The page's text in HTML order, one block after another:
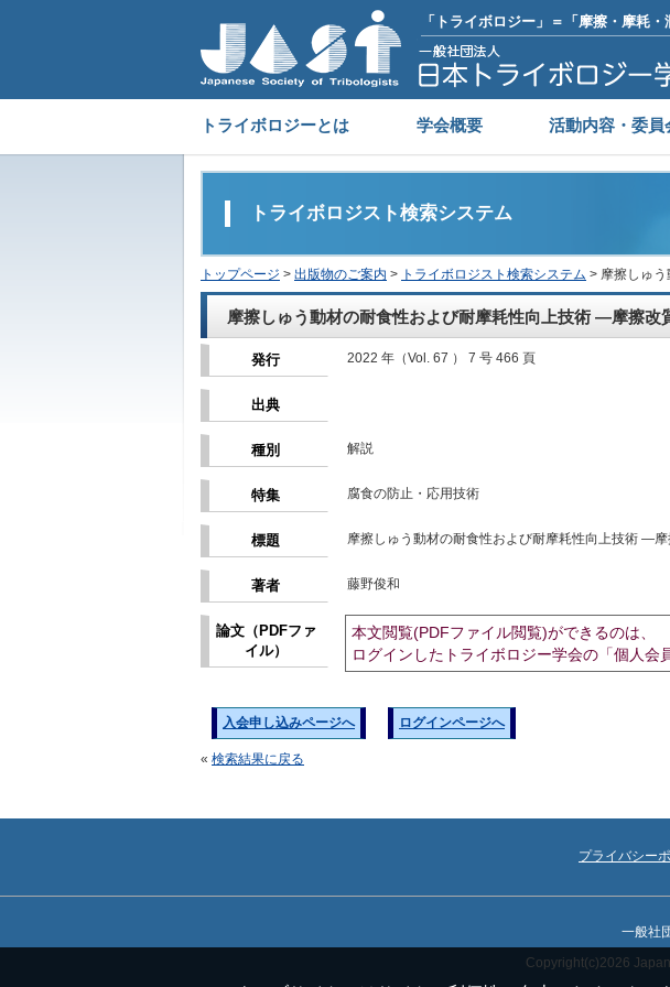
「トライボロジー」＝「摩擦・摩耗・
トライボロジーとは 学会概要 活動内容・委員
トライボロジスト検索システム
トップページ > 出版物のご案内 > トライボロジスト検索システム > 摩擦しゅ
摩擦しゅう動材の耐食性および耐摩耗性向上技術 ―摩擦
発行 2022 年（Vol. 67 ） 7 号 466 頁
出典
種別 解説
特集 腐食の防止・応用技術
標題 摩擦しゅう動材の耐食性および耐摩耗性向上技術 ―
著者 藤野俊和
論文（PDFファ
イル）
本文閲覧(PDFファイル閲覧)ができるのは、
ログインしたトライボロジー学会の「個人会
入会申し込みページへ ログインページへ
« 検索結果に戻る
プライバシー
一般社
Copyright(c)2026